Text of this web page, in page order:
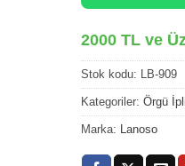
2000 TL ve
Stok kodu: LB-909
Kategoriler: Örgü
Marka: Lanoso